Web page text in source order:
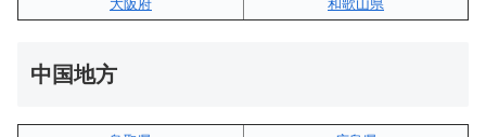
大阪府
和歌山県
中国地方